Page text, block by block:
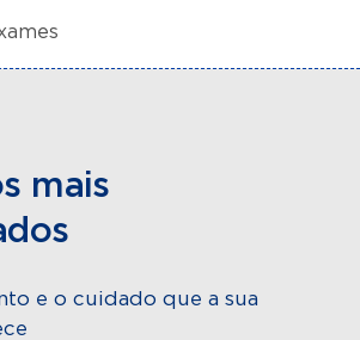
mais
e o cuidado que a sua